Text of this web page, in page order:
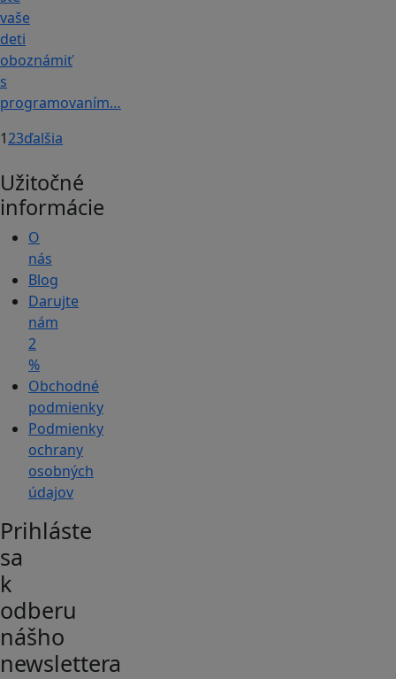
vaše
deti
oboznámiť
s
programovaním…
123ďalšia
Užitočné
informácie
O
nás
Blog
Darujte
nám
2
%
Obchodné
podmienky
Podmienky
ochrany
osobných
údajov
Prihláste
sa
k
odberu
nášho
newslettera